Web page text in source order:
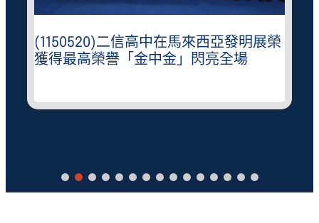
(1150520)二信高中在馬來西亞發明展榮
獲得最高榮譽「金中金」閃亮全場